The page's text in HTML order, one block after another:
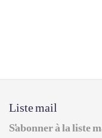
Liste mail
S'abonner à la liste